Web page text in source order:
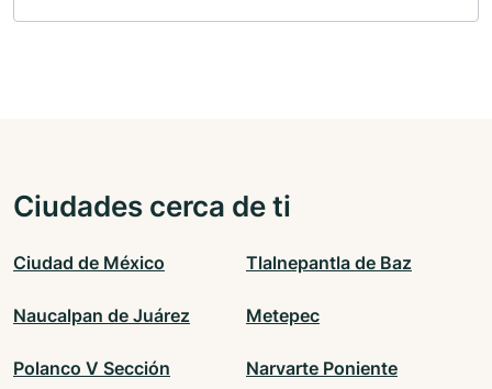
Ciudades cerca de ti
Ciudad de México Tlalnepantla de Baz
Naucalpan de Juárez Metepec
Polanco V Sección Narvarte Poniente